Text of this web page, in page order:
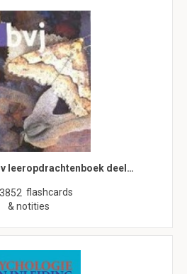
leeropdrachtenboek deel…
3852 flashcards
& notities